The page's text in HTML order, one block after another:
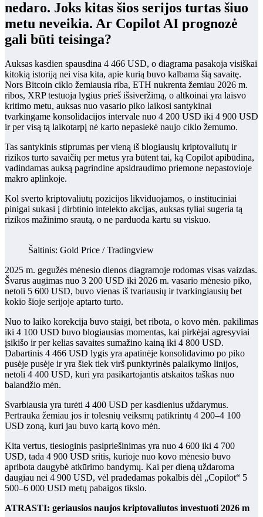
nedaro. Joks kitas šios serijos turtas šiuo
metu neveikia. Ar Copilot AI prognozė
gali būti teisinga?
Auksas kasdien spausdina 4 466 USD, o diagrama pasakoja visiškai
kitokią istoriją nei visa kita, apie kurią buvo kalbama šią savaitę.
Nors Bitcoin ciklo žemiausia riba, ETH nukrenta žemiau 2026 m.
ribos, XRP testuoja lygius prieš išsiveržimą, o altkoinai yra laisvo
kritimo metu, auksas nuo vasario piko laikosi santykinai
tvarkingame konsolidacijos intervale nuo 4 200 USD iki 4 900 USD
ir per visą tą laikotarpį nė karto nepasiekė naujo ciklo žemumo.
Tas santykinis stiprumas per vieną iš blogiausių kriptovaliutų ir
rizikos turto savaičių per metus yra būtent tai, ką Copilot apibūdina,
vadindamas auksą pagrindine apsidraudimo priemone nepastovioje
makro aplinkoje.
Kol sverto kriptovaliutų pozicijos likviduojamos, o instituciniai
pinigai sukasi į dirbtinio intelekto akcijas, auksas tyliai sugeria tą
rizikos mažinimo srautą, o ne parduoda kartu su viskuo.
Šaltinis: Gold Price / Tradingview
2025 m. gegužės mėnesio dienos diagramoje rodomas visas vaizdas.
Švarus augimas nuo 3 200 USD iki 2026 m. vasario mėnesio piko,
netoli 5 600 USD, buvo vienas iš tvariausių ir tvarkingiausių bet
kokio šioje serijoje aptarto turto.
Nuo to laiko korekcija buvo staigi, bet ribota, o kovo mėn. pakilimas
iki 4 100 USD buvo blogiausias momentas, kai pirkėjai agresyviai
įsikišo ir per kelias savaites sumažino kainą iki 4 800 USD.
Dabartinis 4 466 USD lygis yra apatinėje konsolidavimo po piko
pusėje pusėje ir yra šiek tiek virš punktyrinės palaikymo linijos,
netoli 4 400 USD, kuri yra pasikartojantis atskaitos taškas nuo
balandžio mėn.
Svarbiausia yra turėti 4 400 USD per kasdienius uždarymus.
Pertrauka žemiau jos ir tolesnių veiksmų patikrintų 4 200–4 100
USD zoną, kuri jau buvo kartą kovo mėn.
Kita vertus, tiesioginis pasipriešinimas yra nuo 4 600 iki 4 700
USD, tada 4 900 USD sritis, kurioje nuo kovo mėnesio buvo
apribota daugybė atkūrimo bandymų. Kai per dieną uždaroma
daugiau nei 4 900 USD, vėl pradedamas pokalbis dėl „Copilot“ 5
500–6 000 USD metų pabaigos tikslo.
ATRASTI: geriausios naujos kriptovaliutos investuoti 2026 m